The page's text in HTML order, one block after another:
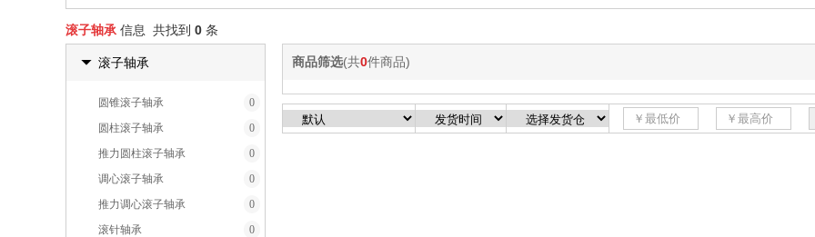
滚子轴承 信息 共找到 0 条
商品筛选(共0件商品)
滚子轴承
圆锥滚子轴承
0
圆柱滚子轴承
0
推力圆柱滚子轴承
0
调心滚子轴承
0
推力调心滚子轴承
0
滚针轴承
0